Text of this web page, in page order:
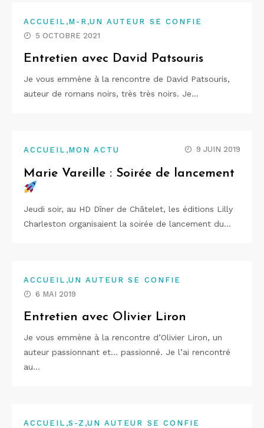
ACCUEIL ,M-R ,UN AUTEUR SE CONFIE
5 OCTOBRE 2021
Entretien avec David Patsouris
Je vous emmène à la rencontre de David Patsouris,
auteur de romans noirs, très très noirs. Je…
ACCUEIL ,MON ACTU 9 JUIN 2019
Marie Vareille : Soirée de lancement
Jeudi soir, au HD Dîner de Châtelet, les éditions Lilly
Charleston organisaient la soirée de lancement du…
ACCUEIL ,UN AUTEUR SE CONFIE
6 MAI 2019
Entretien avec Olivier Liron
Je vous emmène à la rencontre d’Olivier Liron, un
auteur passionnant et… passionné. Je l’ai rencontré
au…
ACCUEIL ,S-Z ,UN AUTEUR SE CONFIE